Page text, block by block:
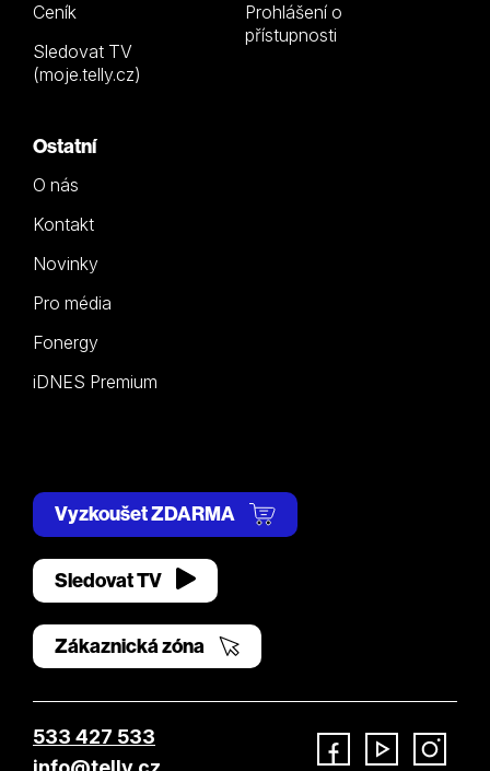
Ceník
Sledovat TV
(moje.telly.cz)
Prohlášení o
přístupnosti
Ostatní
O nás
Kontakt
Novinky
Pro média
Fonergy
iDNES Premium
Vyzkoušet ZDARMA
Sledovat TV
Zákaznická zóna
533 427 533